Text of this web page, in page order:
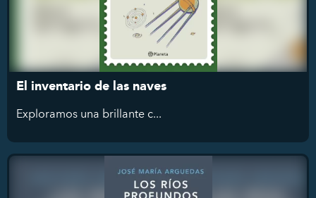
El inventario de las naves
Exploramosuna brillante c...